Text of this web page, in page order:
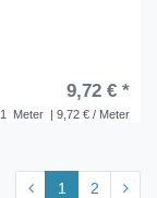
1 Meter | 9,72 € / Meter
9,72 € *
1 2